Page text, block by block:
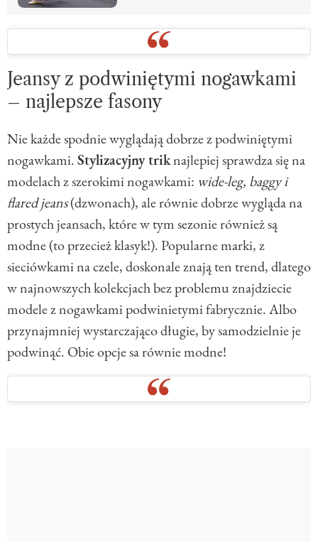
Jeansy z podwiniętymi nogawkami
– najlepsze fasony
Nie każde spodnie wyglądają dobrze z podwiniętymi
nogawkami.Stylizacyjny triknajlepiej sprawdza się na
modelach z szerokimi nogawkami: wide-leg, baggy i
flared jeans(dzwonach), ale równie dobrze wygląda na
prostych jeansach, które w tym sezonie również są
modne (to przecież klasyk!). Popularne marki, z
sieciówkami na czele, doskonale znają ten trend, dlatego
w najnowszych kolekcjach bez problemu znajdziecie
modele z nogawkami podwinietymi fabrycznie. Albo
przynajmniej wystarczająco długie, by samodzielnie je
podwinąć. Obie opcje sa równie modne!